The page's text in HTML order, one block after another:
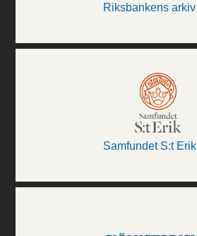
Riksbankens arkiv
Samfundet S:t Erik